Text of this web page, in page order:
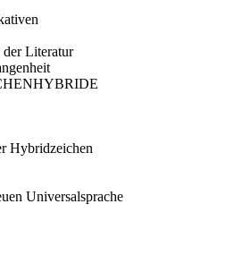
der Literatur
Hybridzeichen
Universalsprache